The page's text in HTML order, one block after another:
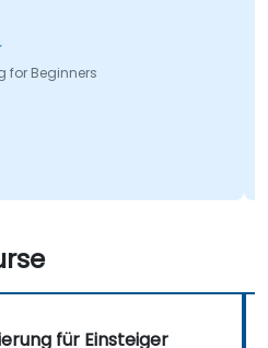
for Beginners
für Einsteiger